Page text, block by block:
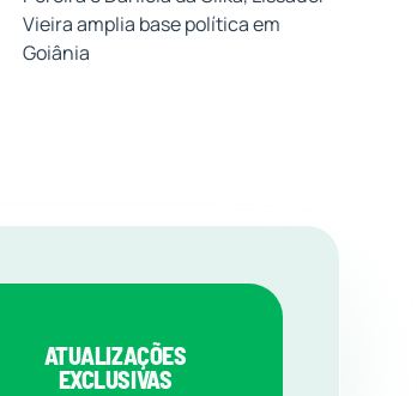
Vieira amplia base política em
Goiânia
ATUALIZAÇÕES
EXCLUSIVAS